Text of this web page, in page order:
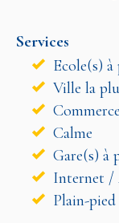
Services
Ecole(s) à
Ville la
Calme
Gare(s) à
Internet /
Plain-pied